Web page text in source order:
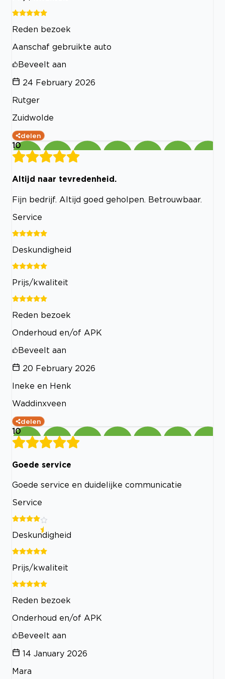
Reden bezoek
Aanschaf gebruikte auto
Beveelt aan
24 February 2026
Rutger
Zuidwolde
delen
10
Altijd naar tevredenheid.
Fijn bedrijf. Altijd goed geholpen. Betrouwbaar.
Service
Deskundigheid
Prijs/kwaliteit
Reden bezoek
Onderhoud en/of APK
Beveelt aan
20 February 2026
Ineke en Henk
Waddinxveen
delen
10
Goede service
Goede service en duidelijke communicatie
Service
Deskundigheid
Prijs/kwaliteit
Reden bezoek
Onderhoud en/of APK
Beveelt aan
14 January 2026
Mara